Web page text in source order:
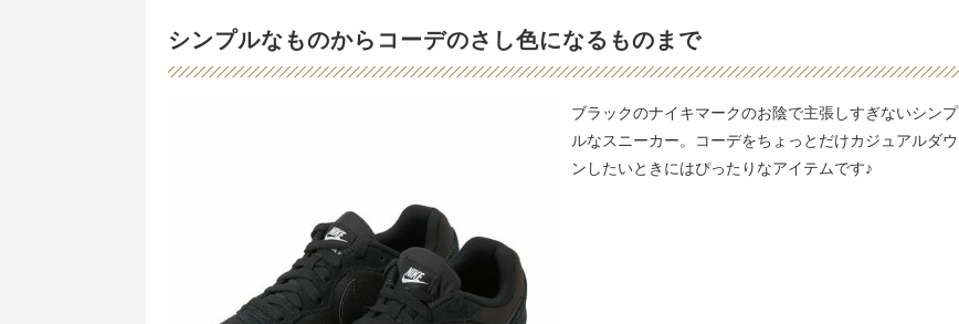
シンプルなものからコーデのさし色になるものまで
ブラックのナイキマークのお陰で主張しすぎないシンプ
ルなスニーカー。コーデをちょっとだけカジュアルダウ
ンしたいときにはぴったりなアイテムです♪